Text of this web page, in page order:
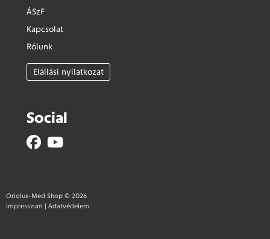
ÁSzF
Kapcsolat
Rólunk
Elállási nyilatkozat
Social
Oriolus-Med Shop © 2026
Impresszum | Adatvédelem